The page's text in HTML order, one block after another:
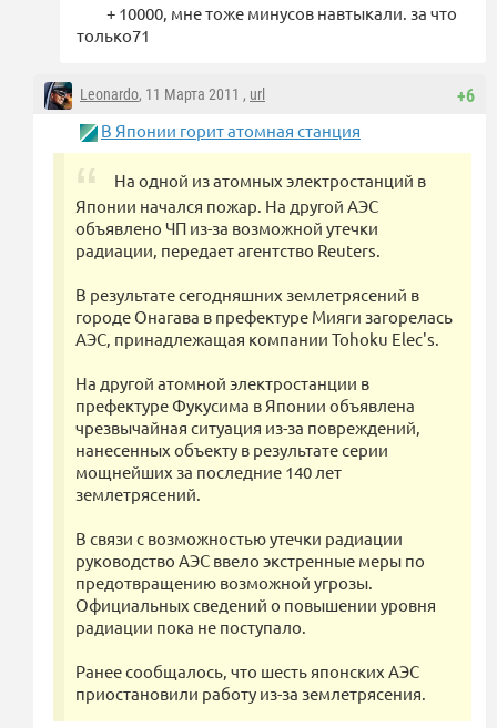
+ 10000, мне тоже минусов навтыкали. за что
только71
+6
Leonardo, 11 Марта 2011 , url
В Японии горит атомная станция
На одной из атомных электростанций в
Японии начался пожар. На другой АЭС
объявлено ЧП из-за возможной утечки
радиации, передает агентство Reuters.
В результате сегодняшних землетрясений в
городе Онагава в префектуре Мияги загорелась
АЭС, принадлежащая компании Tohoku Elec's.
На другой атомной электростанции в
префектуре Фукусима в Японии объявлена
чрезвычайная ситуация из-за повреждений,
нанесенных объекту в результате серии
мощнейших за последние 140 лет
землетрясений.
В связи с возможностью утечки радиации
руководство АЭС ввело экстренные меры по
предотвращению возможной угрозы.
Официальных сведений о повышении уровня
радиации пока не поступало.
Ранее сообщалось, что шесть японских АЭС
приостановили работу из-за землетрясения.